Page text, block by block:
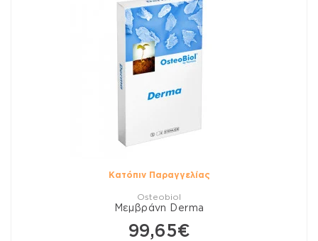
Κατόπιν Παραγγελίας
Osteobiol
Μεμβράνη Derma
99,65€